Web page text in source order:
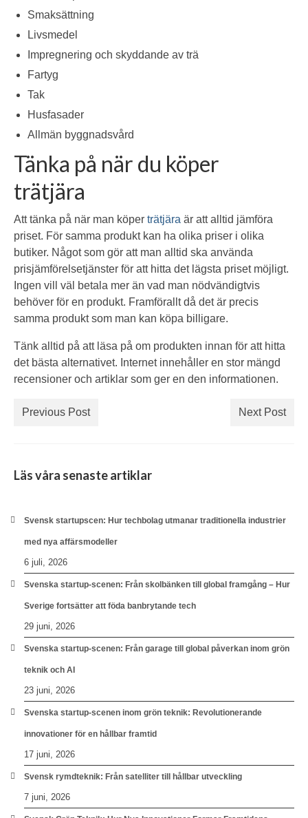
Smaksättning
Livsmedel
Impregnering och skyddande av trä
Fartyg
Tak
Husfasader
Allmän byggnadsvård
Tänka på när du köper
trätjära
Att tänka på när man köper trätjära är att alltid jämföra
priset. För samma produkt kan ha olika priser i olika
butiker. Något som gör att man alltid ska använda
prisjämförelsetjänster för att hitta det lägsta priset möjligt.
Ingen vill väl betala mer än vad man nödvändigtvis
behöver för en produkt. Framförallt då det är precis
samma produkt som man kan köpa billigare.
Tänk alltid på att läsa på om produkten innan för att hitta
det bästa alternativet. Internet innehåller en stor mängd
recensioner och artiklar som ger en den informationen.
Previous Post Next Post
Läs våra senaste artiklar
Svensk startupscen: Hur techbolag utmanar traditionella industrier
med nya affärsmodeller
6 juli, 2026
Svenska startup-scenen: Från skolbänken till global framgång – Hur
Sverige fortsätter att föda banbrytande tech
29 juni, 2026
Svenska startup-scenen: Från garage till global påverkan inom grön
teknik och AI
23 juni, 2026
Svenska startup-scenen inom grön teknik: Revolutionerande
innovationer för en hållbar framtid
17 juni, 2026
Svensk rymdteknik: Från satelliter till hållbar utveckling
7 juni, 2026